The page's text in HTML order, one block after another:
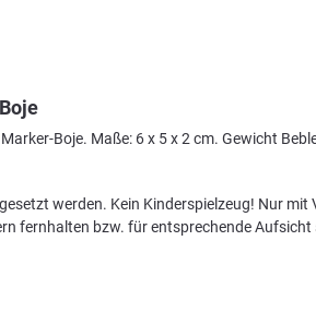
Boje. Maße: 6 x 5 x 2 cm. Gewicht
werden. Kein Kinderspielzeug! Nur
fernhalten bzw. für entsprechende